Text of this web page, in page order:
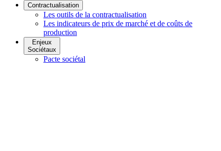
Contractualisation
Les outils de la contractualisation
Les indicateurs de prix de marché et de coûts de
production
Enjeux
Sociétaux
Pacte sociétal